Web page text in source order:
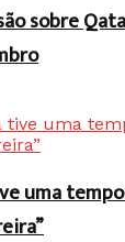
sobre
uma